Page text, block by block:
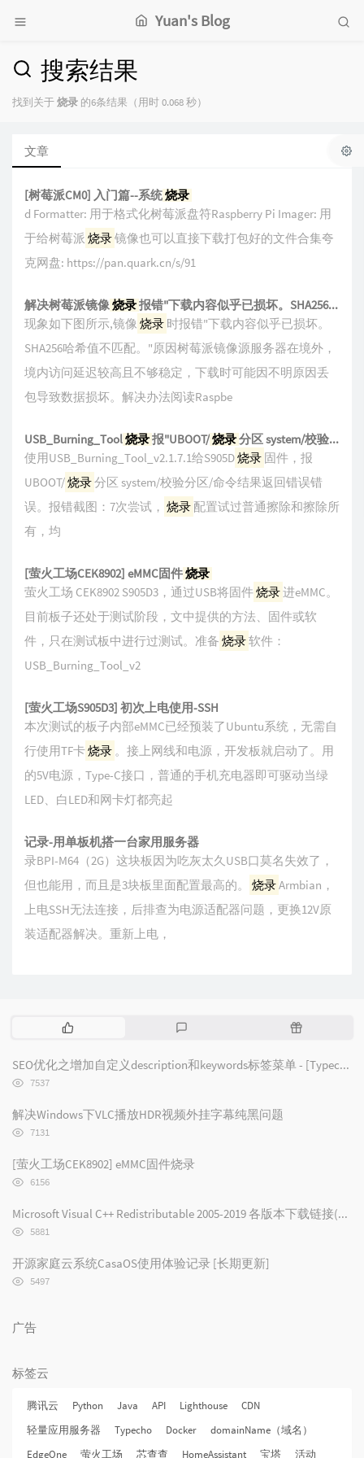
Yuan's Blog
搜索结果
找到关于烧录 的6条结果（用时 0.068 秒）
文章
[树莓派CM0] 入门篇--系统烧录
d Formatter: 用于格式化树莓派盘符Raspberry Pi Imager: 用
于给树莓派 烧录镜像也可以直接下载打包好的文件合集夸
克网盘: https://pan.quark.cn/s/91
解决树莓派镜像烧录报错"下载内容似乎已损坏。SHA256哈希值不匹配。"
现象如下图所示,镜像 烧录 时报错"下载内容似乎已损坏。
SHA256哈希值不匹配。"原因树莓派镜像源服务器在境外，
境内访问延迟较高且不够稳定，下载时可能因不明原因丢
包导致数据损坏。解决办法阅读Raspbe
USB_Burning_Tool烧录报"UBOOT/烧录分区 system/校验分区/命令结果返回错误"错误解决
使用USB_Burning_Tool_v2.1.7.1给S905D烧录 固件，报
UBOOT/烧录分区 system/校验分区/命令结果返回错误错
误。报错截图：7次尝试， 烧录 配置试过普通擦除和擦除所
有，均
[萤火工场CEK8902] eMMC固件烧录
萤火工场 CEK8902 S905D3，通过USB将固件烧录进eMMC。
目前板子还处于测试阶段，文中提供的方法、固件或软
件，只在测试板中进行过测试。准备 烧录软件：
USB_Burning_Tool_v2
[萤火工场S905D3] 初次上电使用-SSH
本次测试的板子内部eMMC已经预装了Ubuntu系统，无需自
行使用TF卡烧录 。接上网线和电源，开发板就启动了。用
的5V电源，Type-C接口，普通的手机充电器即可驱动当绿
LED、白LED和网卡灯都亮起
记录-用单板机搭一台家用服务器
录BPI-M64（2G）这块板因为吃灰太久USB口莫名失效了，
但也能用，而且是3块板里面配置最高的。
烧录Armbian，
上电SSH无法连接，后排查为电源适配器问题，更换12V原
装适配器解决。重新上电，
热
文
评
随
文
SEO优化之增加自定义description和keywords标签菜单 - [Typecho/Handsome]
浏
次
数:
7537
解决Windows下VLC播放HDR视频外挂字幕纯黑问题
浏
次
数:
7131
[萤火工场CEK8902] eMMC固件烧录
浏
数:
6156
Microsoft Visual C++ Redistributable 2005-2019 各版本下载链接(2019/2017/2015/2013/2012/2010/2008/2005)
浏
次
数:
5881
开源家庭云系统CasaOS使用体验记录 [长期更新]
浏
数:
5497
广告
标签云
腾讯云 Python Java API Lighthouse
CDN
轻量应用服务器
Typecho Docker
domainName（域名）
EdgeOne
萤火工场 芯查查 HomeAssistant 宝塔 活动